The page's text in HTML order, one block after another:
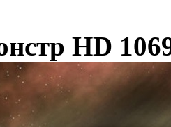
HD